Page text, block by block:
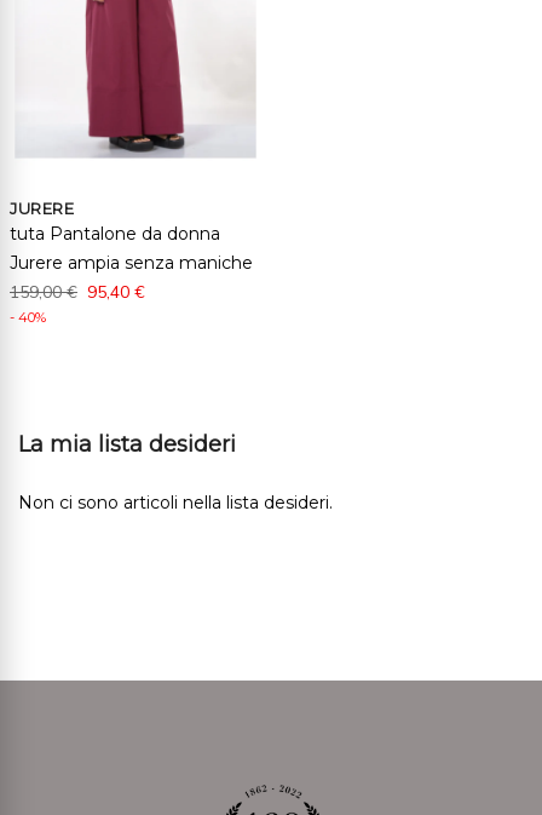
JURERE
tuta Pantalone da donna
Jurere ampia senza maniche
159,00 € 95,40 €
- 40%
La mia lista desideri
Non ci sono articoli nella lista desideri.